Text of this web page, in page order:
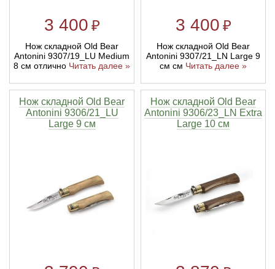
3 400 ₽
Нож складной Old Bear
Antonini 9307/19_LU Medium
8 см отлично Читать далее »
3 400 ₽
Нож складной Old Bear
Antonini 9307/21_LN Large 9
см см Читать далее »
Нож складной Old Bear
Antonini 9306/21_LU
Large 9 см
Нож складной Old Bear
Antonini 9306/23_LN Extra
Large 10 см